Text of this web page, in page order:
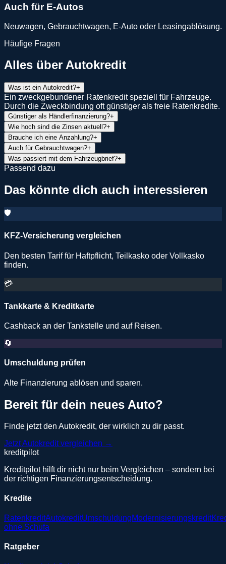
Auch für E-Autos
Neuwagen, Gebrauchtwagen, E-Auto oder Leasingablösung.
Häufige Fragen
Alles über Autokredit
Was ist ein Autokredit?+
Ein zweckgebundener Ratenkredit speziell für Fahrzeuge.
Durch die Zweckbindung oft günstiger als freie Ratenkredite.
Günstiger als Händlerfinanzierung?+
Wie hoch sind die Zinsen aktuell?+
Brauche ich eine Anzahlung?+
Auch für Gebrauchtwagen?+
Was passiert mit dem Fahrzeugbrief?+
Passend dazu
Das könnte dich auch interessieren
🛡️
KFZ-Versicherung vergleichen
Den besten Tarif für Haftpflicht, Teilkasko oder Vollkasko
finden.
💳
Tankkarte & Kreditkarte
Cashback an der Tankstelle und auf Reisen.
🔄
Umschuldung prüfen
Alte Finanzierung ablösen und sparen.
Bereit für dein neues Auto?
Finde jetzt den Autokredit, der wirklich zu dir passt.
Jetzt Autokredit vergleichen →
kreditpilot
Kreditpilot hilft dir nicht nur beim Vergleichen – sondern bei
der richtigen Finanzierungsentscheidung.
Kredite
RatenkreditAutokreditUmschuldungModernisierungskredit
ohne Schufa
Ratgeber